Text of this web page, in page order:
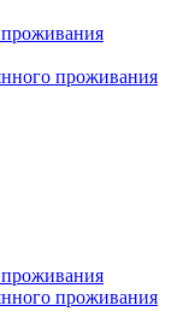
проживания
проживания